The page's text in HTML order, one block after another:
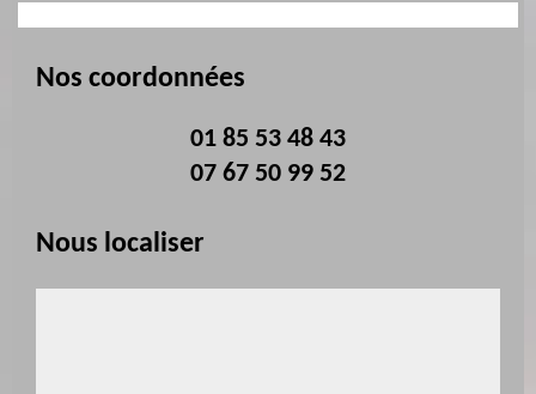
Nos coordonnées
01 85 53 48 43
07 67 50 99 52
Nous localiser